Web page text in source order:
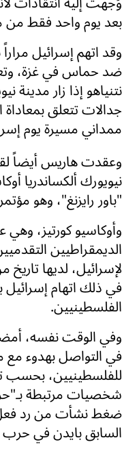
بعد يوم واحد فقط
وقد اتهم إسرائيل
ضد حماس في غزة،
نتنياهو إذا زار
جدالات تتعلق بمعاداة
ممداني مسيرة يوم
وعقدت هاريس أيضاً
نيويورك ألكساندريا
"باور رايزنغ"، وهو
وأوكاسيو كورتيز،
الديمقراطيين
لإسرائيل، لديها
في ذلك اتهام
الفلسطينيين.
وفي الوقت نفسه،
في التواصل بهدوء
للفلسطينيين، بحسب
شخصيات مرتبطة
ضغط نشأت من رد
السابق بايدن في حرب